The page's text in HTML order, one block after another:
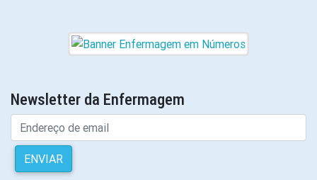
Newsletter da Enfermagem
ENVIAR